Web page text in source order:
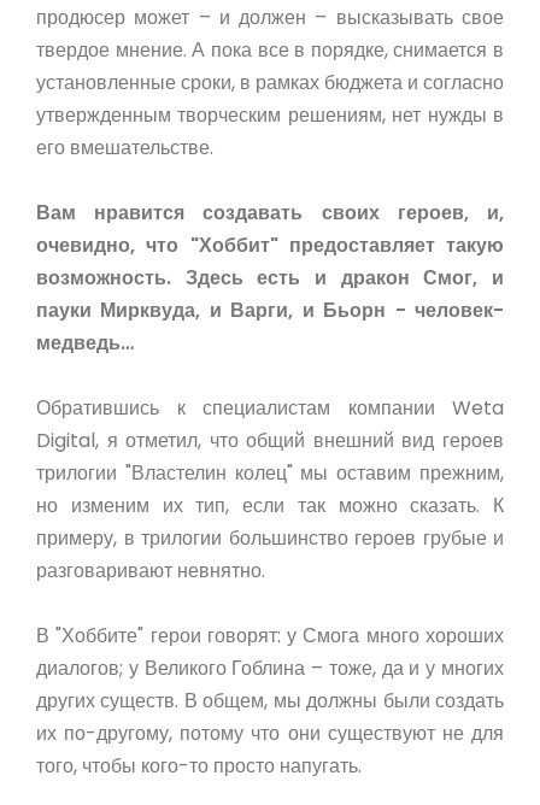
продюсер может – и должен – высказывать свое
твердое мнение. А пока все в порядке, снимается в
установленные сроки, в рамках бюджета и согласно
утвержденным творческим решениям, нет нужды в
его вмешательстве.
Вам нравится создавать своих героев, и,
очевидно, что "Хоббит" предоставляет такую
возможность. Здесь есть и дракон Смог, и
пауки Мирквуда, и Варги, и Бьорн - человек-
медведь…
Обратившись к специалистам компании Weta
Digital, я отметил, что общий внешний вид героев
трилогии "Властелин колец" мы оставим прежним,
но изменим их тип, если так можно сказать. К
примеру, в трилогии большинство героев грубые и
разговаривают невнятно.
В "Хоббите" герои говорят: у Смога много хороших
диалогов; у Великого Гоблина – тоже, да и у многих
других существ. В общем, мы должны были создать
их по-другому, потому что они существуют не для
того, чтобы кого-то просто напугать.